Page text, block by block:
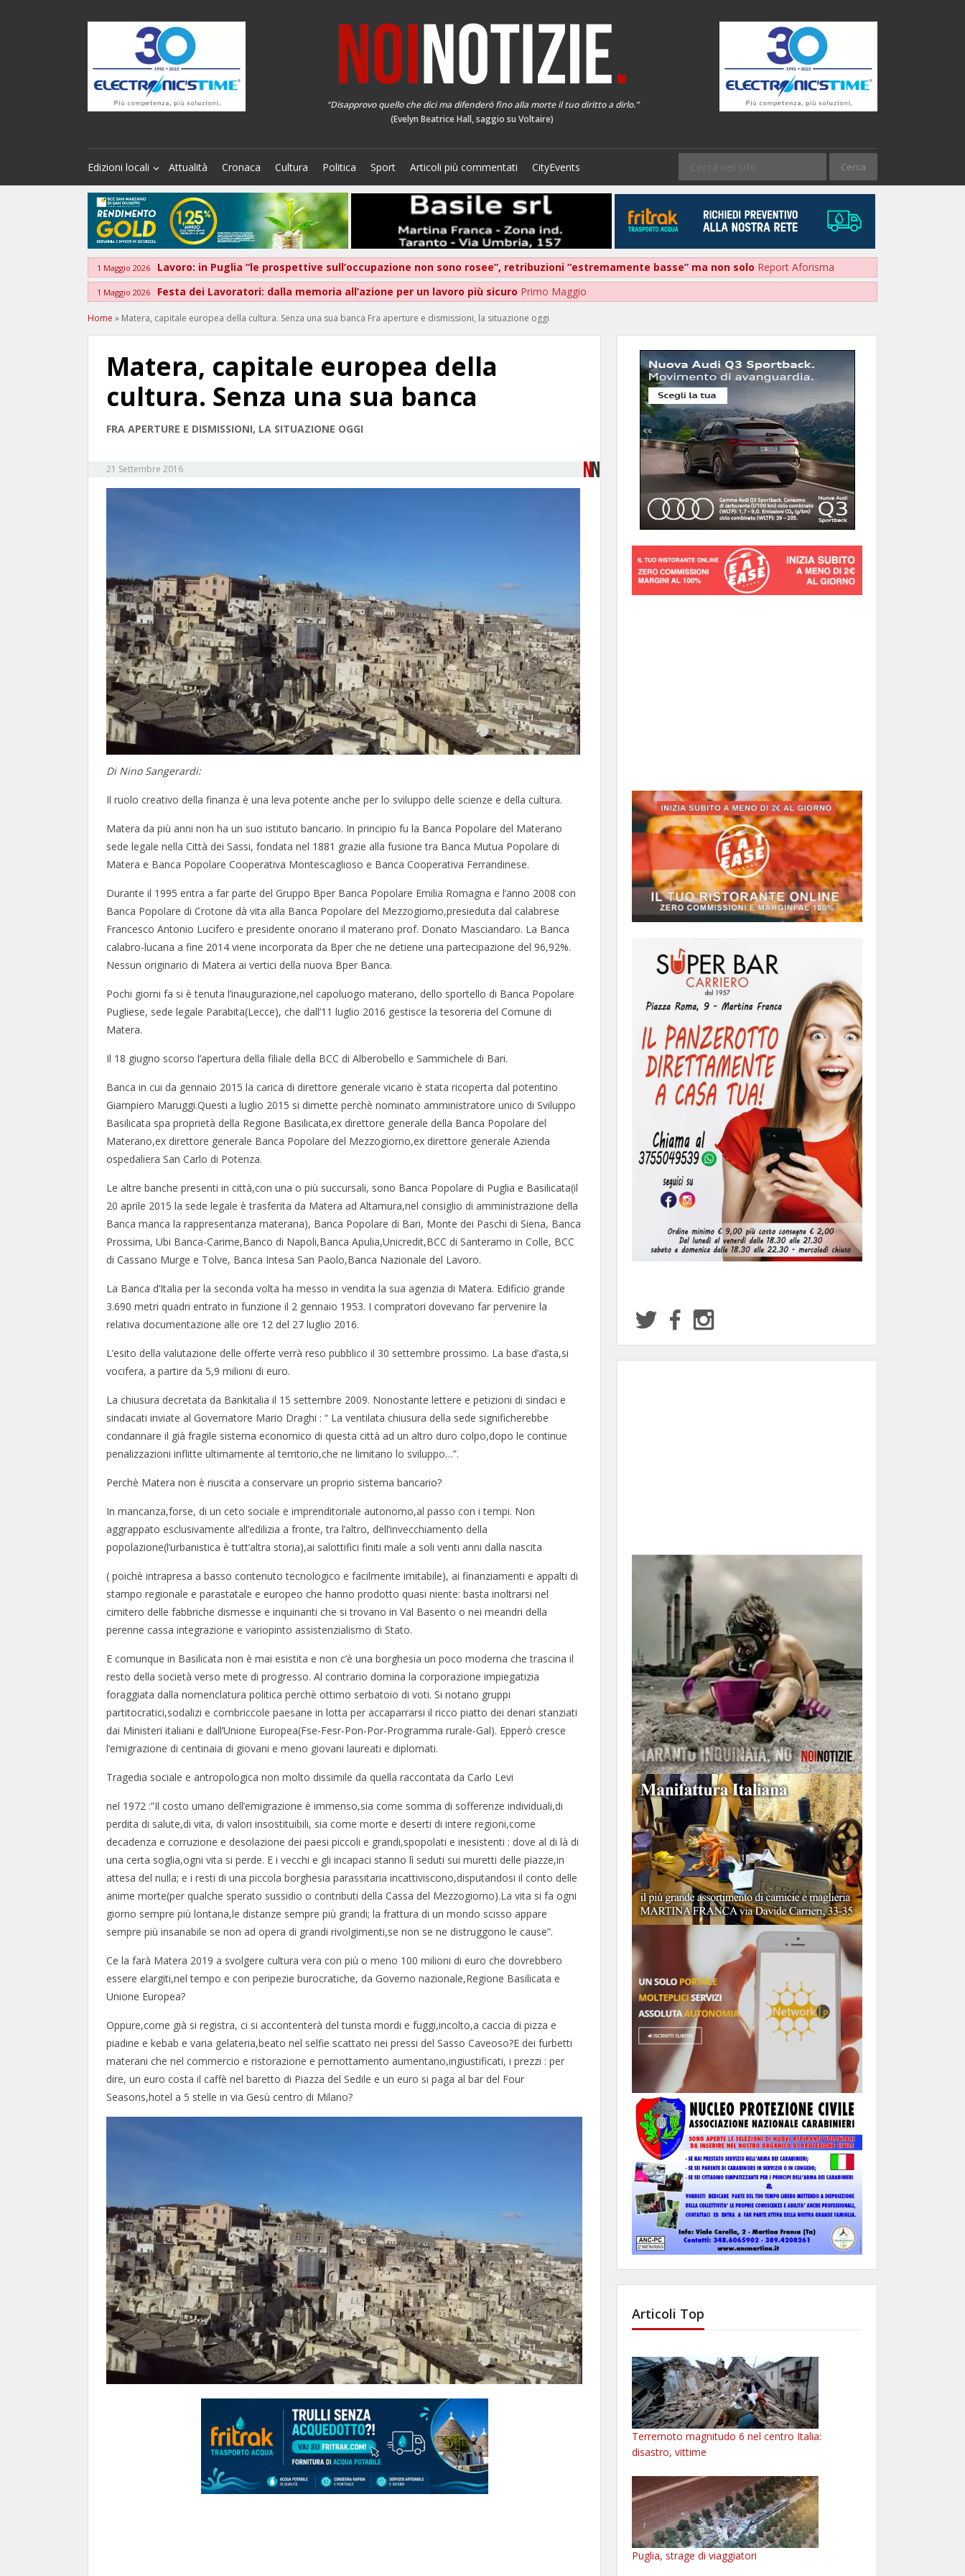
“Disapprovo quello che dici ma difenderò fino alla morte il tuo diritto a dirlo.”
(Evelyn Beatrice Hall, saggio su Voltaire)
Edizioni locali Attualità Cronaca Cultura Politica Sport Articoli più commentati CityEvents
1 Maggio 2026 Lavoro: in Puglia “le prospettive sull’occupazione non sono rosee”, retribuzioni “estremamente basse” ma non solo Report Aforisma
1 Maggio 2026 Festa dei Lavoratori: dalla memoria all’azione per un lavoro più sicuro Primo Maggio
Home » Matera, capitale europea della cultura. Senza una sua banca Fra aperture e dismissioni, la situazione oggi
Matera, capitale europea della
cultura. Senza una sua banca
FRA APERTURE E DISMISSIONI, LA SITUAZIONE OGGI
21 Settembre 2016
Di Nino Sangerardi:
Il ruolo creativo della finanza è una leva potente anche per lo sviluppo delle scienze e della cultura.
Matera da più anni non ha un suo istituto bancario. In principio fu la Banca Popolare del Materano
sede legale nella Città dei Sassi, fondata nel 1881 grazie alla fusione tra Banca Mutua Popolare di
Matera e Banca Popolare Cooperativa Montescaglioso e Banca Cooperativa Ferrandinese.
Durante il 1995 entra a far parte del Gruppo Bper Banca Popolare Emilia Romagna e l’anno 2008 con
Banca Popolare di Crotone dà vita alla Banca Popolare del Mezzogiorno,presieduta dal calabrese
Francesco Antonio Lucifero e presidente onorario il materano prof. Donato Masciandaro. La Banca
calabro-lucana a fine 2014 viene incorporata da Bper che ne detiene una partecipazione del 96,92%.
Nessun originario di Matera ai vertici della nuova Bper Banca.
Pochi giorni fa si è tenuta l’inaugurazione,nel capoluogo materano, dello sportello di Banca Popolare
Pugliese, sede legale Parabita(Lecce), che dall’11 luglio 2016 gestisce la tesoreria del Comune di
Matera.
Il 18 giugno scorso l’apertura della filiale della BCC di Alberobello e Sammichele di Bari.
Banca in cui da gennaio 2015 la carica di direttore generale vicario è stata ricoperta dal potentino
Giampiero Maruggi.Questi a luglio 2015 si dimette perchè nominato amministratore unico di Sviluppo
Basilicata spa proprietà della Regione Basilicata,ex direttore generale della Banca Popolare del
Materano,ex direttore generale Banca Popolare del Mezzogiorno,ex direttore generale Azienda
ospedaliera San Carlo di Potenza.
Le altre banche presenti in città,con una o più succursali, sono Banca Popolare di Puglia e Basilicata(il
20 aprile 2015 la sede legale è trasferita da Matera ad Altamura,nel consiglio di amministrazione della
Banca manca la rappresentanza materana), Banca Popolare di Bari, Monte dei Paschi di Siena, Banca
Prossima, Ubi Banca-Carime,Banco di Napoli,Banca Apulia,Unicredit,BCC di Santeramo in Colle, BCC
di Cassano Murge e Tolve, Banca Intesa San Paolo,Banca Nazionale del Lavoro.
La Banca d’Italia per la seconda volta ha messo in vendita la sua agenzia di Matera. Edificio grande
3.690 metri quadri entrato in funzione il 2 gennaio 1953. I compratori dovevano far pervenire la
relativa documentazione alle ore 12 del 27 luglio 2016.
L’esito della valutazione delle offerte verrà reso pubblico il 30 settembre prossimo. La base d’asta,si
vocifera, a partire da 5,9 milioni di euro.
La chiusura decretata da Bankitalia il 15 settembre 2009. Nonostante lettere e petizioni di sindaci e
sindacati inviate al Governatore Mario Draghi : “ La ventilata chiusura della sede significherebbe
condannare il già fragile sistema economico di questa città ad un altro duro colpo,dopo le continue
penalizzazioni inflitte ultimamente al territorio,che ne limitano lo sviluppo…”.
Perchè Matera non è riuscita a conservare un proprio sistema bancario?
In mancanza,forse, di un ceto sociale e imprenditoriale autonomo,al passo con i tempi. Non
aggrappato esclusivamente all’edilizia a fronte, tra l’altro, dell’invecchiamento della
popolazione(l’urbanistica è tutt’altra storia),ai salottifici finiti male a soli venti anni dalla nascita
( poichè intrapresa a basso contenuto tecnologico e facilmente imitabile), ai finanziamenti e appalti di
stampo regionale e parastatale e europeo che hanno prodotto quasi niente: basta inoltrarsi nel
cimitero delle fabbriche dismesse e inquinanti che si trovano in Val Basento o nei meandri della
perenne cassa integrazione e variopinto assistenzialismo di Stato.
E comunque in Basilicata non è mai esistita e non c’è una borghesia un poco moderna che trascina il
resto della società verso mete di progresso. Al contrario domina la corporazione impiegatizia
foraggiata dalla nomenclatura politica perchè ottimo serbatoio di voti. Si notano gruppi
partitocratici,sodalizi e combriccole paesane in lotta per accaparrarsi il ricco piatto dei denari stanziati
dai Ministeri italiani e dall’Unione Europea(Fse-Fesr-Pon-Por-Programma rurale-Gal). Epperò cresce
l’emigrazione di centinaia di giovani e meno giovani laureati e diplomati.
Tragedia sociale e antropologica non molto dissimile da quella raccontata da Carlo Levi
nel 1972 :”Il costo umano dell’emigrazione è immenso,sia come somma di sofferenze individuali,di
perdita di salute,di vita, di valori insostituibili, sia come morte e deserti di intere regioni,come
decadenza e corruzione e desolazione dei paesi piccoli e grandi,spopolati e inesistenti : dove al di là di
una certa soglia,ogni vita si perde. E i vecchi e gli incapaci stanno lì seduti sui muretti delle piazze,in
attesa del nulla; e i resti di una piccola borghesia parassitaria incattiviscono,disputandosi il conto delle
anime morte(per qualche sperato sussidio o contributi della Cassa del Mezzogiorno).La vita si fa ogni
giorno sempre più lontana,le distanze sempre più grandi; la frattura di un mondo scisso appare
sempre più insanabile se non ad opera di grandi rivolgimenti,se non se ne distruggono le cause”.
Ce la farà Matera 2019 a svolgere cultura vera con più o meno 100 milioni di euro che dovrebbero
essere elargiti,nel tempo e con peripezie burocratiche, da Governo nazionale,Regione Basilicata e
Unione Europea?
Oppure,come già si registra, ci si accontenterà del turista mordi e fuggi,incolto,a caccia di pizza e
piadine e kebab e varia gelateria,beato nel selfie scattato nei pressi del Sasso Caveoso?E dei furbetti
materani che nel commercio e ristorazione e pernottamento aumentano,ingiustificati, i prezzi : per
dire, un euro costa il caffè nel baretto di Piazza del Sedile e un euro si paga al bar del Four
Seasons,hotel a 5 stelle in via Gesù centro di Milano?
Articoli Top
Terremoto magnitudo 6 nel centro Italia:
disastro, vittime
Puglia, strage di viaggiatori